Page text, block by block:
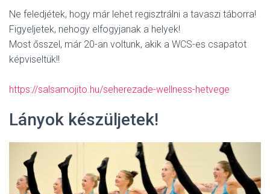
Ne feledjétek, hogy már lehet regisztrálni a tavaszi táborra!
Figyeljetek, nehogy elfogyjanak a helyek!
Most ősszel, már 20-an voltunk, akik a WCS-es csapatot
képviseltük!!
https://salsamojito.hu/seherezade-wellness-hetvege
Lányok készüljetek!